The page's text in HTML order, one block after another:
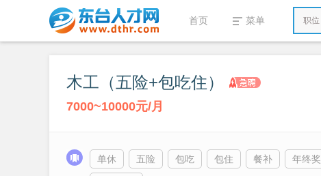
首页 菜单 职位
木工（五险+包吃住）
7000~10000元/月
单休 五险 包吃 包住 餐补 年终奖